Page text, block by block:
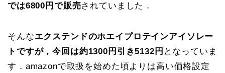
では6800円で販売されていました．
そんなエクステンドのホエイプロテインアイソレー
トですが，今回は約1300円引き5132円 となっていま
す．amazonで取扱を始めた頃よりは高い価格設定